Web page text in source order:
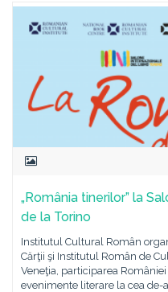
„România tinerilor” la
de la Torino
Institutul Cultural Român
Cărţii şi Institutul Român de
Veneţia, participarea
evenimente literare la cea de-